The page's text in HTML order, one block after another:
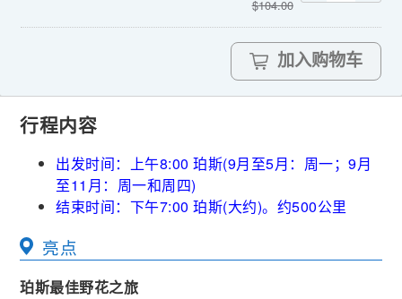
$104.00
加入购物车
行程内容
出发时间：上午8:00 珀斯(9月至5月：周一；9月
至11月：周一和周四)
结束时间：下午7:00 珀斯(大约)。约500公里
亮点
珀斯最佳野花之旅